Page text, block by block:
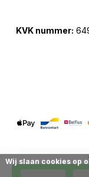
KVK nummer:
| Prijzen zijn inclusief
Wij slaan cookies op